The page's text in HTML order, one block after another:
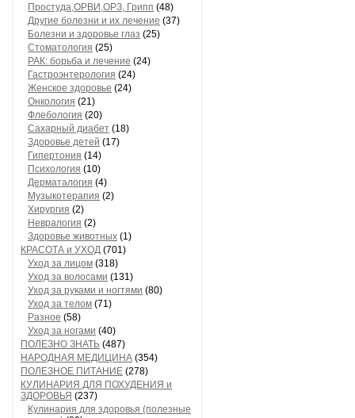
Простуда,ОРВИ,ОРЗ, Грипп (48)
Другие болезни и их лечение (37)
Болезни и здоровье глаз (25)
Стоматология (25)
РАК: борьба и лечение (24)
Гастроэнтерология (24)
Женское здоровье (24)
Онкология (21)
Флебология (20)
Сахарный диабет (18)
Здоровье детей (17)
Гипертония (14)
Психология (10)
Дерматалогия (4)
Музыкотерапия (2)
Хирургия (2)
Невралогия (2)
Здоровье животных (1)
КРАСОТА и УХОД (701)
Уход за лицом (318)
Уход за волосами (131)
Уход за руками и ногтями (80)
Уход за телом (71)
Разное (58)
Уход за ногами (40)
ПОЛЕЗНО ЗНАТЬ (487)
НАРОДНАЯ МЕДИЦИНА (354)
ПОЛЕЗНОЕ ПИТАНИЕ (278)
КУЛИНАРИЯ ДЛЯ ПОХУДЕНИЯ и
ЗДОРОВЬЯ (237)
Кулинария для здоровья (полезные